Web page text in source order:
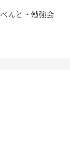
んと・勉強会